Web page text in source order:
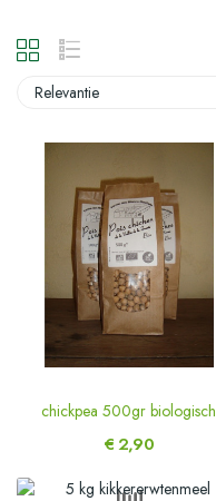
Relevantie
chickpea 500gr biologisch
€ 2,90